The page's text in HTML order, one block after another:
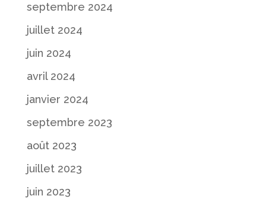
septembre 2024
juillet 2024
juin 2024
avril 2024
janvier 2024
septembre 2023
août 2023
juillet 2023
juin 2023